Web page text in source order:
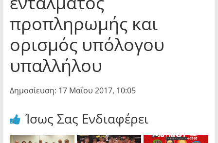
προπληρωμής και
ορισμός υπόλογου
υπαλλήλου
Δημοσίευση: 17 Μαΐου 2017, 10:05
Ίσως Σας Ενδιαφέρει